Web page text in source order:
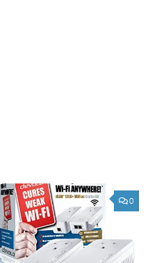
0